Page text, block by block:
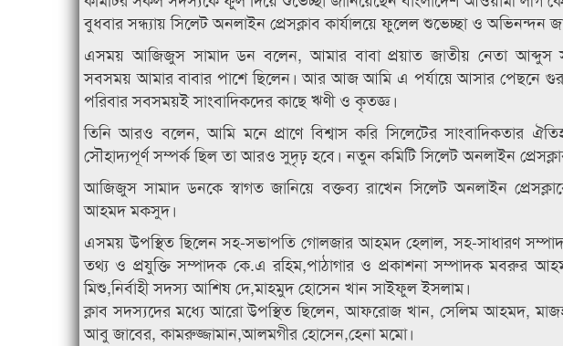
বুধবার সন্ধ্যায় সিলেট অনলাইন প্রেসক্লাব কার্যালয়ে ফুলেল শুভেচ্ছা ও অভিনন্দন
এসময় আজিজুস সামাদ ডন বলেন, আমার বাবা প্রয়াত জাতীয় নেতা আব্দুস
সবসময় আমার বাবার পাশে ছিলেন। আর আজ আমি এ পর্যায়ে আসার পেছনে
পরিবার সবসময়ই সাংবাদিকদের কাছে ঋণী ও কৃতজ্ঞ।
তিনি আরও বলেন, আমি মনে প্রাণে বিশ্বাস করি সিলেটের সাংবাদিকতার
সৌহাদ্যপূর্ণ সম্পর্ক ছিল তা আরও সুদৃঢ় হবে। নতুন কমিটি সিলেট অনলাইন
আজিজুস সামাদ ডনকে স্বাগত জানিয়ে বক্তব্য রাখেন সিলেট অনলাইন
আহমদ মকসুদ।
এসময় উপস্থিত ছিলেন সহ-সভাপতি গোলজার আহমদ হেলাল, সহ-সাধারণ
তথ্য ও প্রযুক্তি সম্পাদক কে.এ রহিম,পাঠাগার ও প্রকাশনা সম্পাদক মবরুর
মিশু,নির্বাহী সদস্য আশিষ দে,মাহমুদ হোসেন খান সাইফুল ইসলাম।
ক্লাব সদস্যদের মধ্যে আরো উপস্থিত ছিলেন, আফরোজ খান, সেলিম আহমদ,
আবু জাবের, কামরুজ্জামান,আলমগীর হোসেন,হেনা মমো।